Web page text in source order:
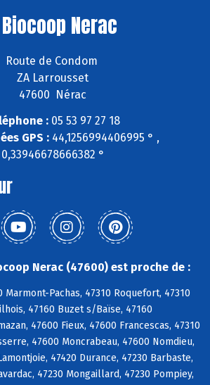
Biocoop Nerac
Route de Condom
ZA Larrousset
47600 Nérac
:05 53 97 27 18
GPS :44,1256994406995 ° ,
0,33946678666382 °
Nerac (47600) est proche de :
Marmont-Pachas, 47310 Roquefort, 47310
47160 Buzet s/Baïse, 47160
47600 Fieux, 47600 Francescas, 47310
47600 Moncrabeau, 47600 Nomdieu,
47420 Durance, 47230 Barbaste,
47230 Mongaillard, 47230 Pompiey,